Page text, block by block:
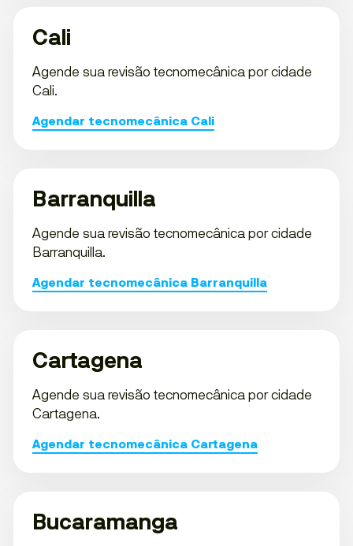
Cali
Agende sua revisão tecnomecânica por cidade
Cali.
Agendar tecnomecânica Cali
Barranquilla
Agende sua revisão tecnomecânica por cidade
Barranquilla.
Agendar tecnomecânica Barranquilla
Cartagena
Agende sua revisão tecnomecânica por cidade
Cartagena.
Agendar tecnomecânica Cartagena
Bucaramanga